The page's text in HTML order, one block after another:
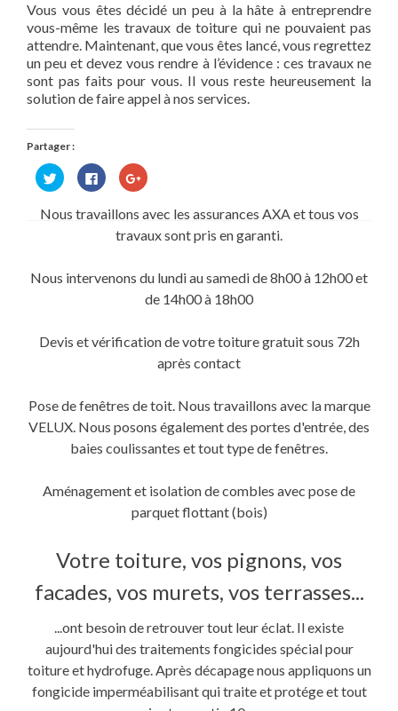
Vous vous êtes décidé un peu à la hâte à entreprendre
vous-même les travaux de toiture qui ne pouvaient pas
attendre. Maintenant, que vous êtes lancé, vous regrettez
un peu et devez vous rendre à l’évidence : ces travaux ne
sont pas faits pour vous. Il vous reste heureusement la
solution de faire appel à nos services.
Partager :
Cliquez
pour
partager
Twitter(ouvre
Cliquez
pour
partager
sur
Facebook(ouvre
dans
une
Cliquez
pour
Google+
dans
fenêtre)
Nous travaillons avec les assurances AXA et tous vos
travaux sont pris en garanti.
Nous intervenons du lundi au samedi de 8h00 à 12h00 et
de 14h00 à 18h00
Devis et vérification de votre toiture gratuit sous 72h
après contact
Pose de fenêtres de toit. Nous travaillons avec la marque
VELUX. Nous posons également des portes d'entrée, des
baies coulissantes et tout type de fenêtres.
Aménagement et isolation de combles avec pose de
parquet flottant (bois)
Votre toiture, vos pignons, vos
facades, vos murets, vos terrasses...
...ont besoin de retrouver tout leur éclat. Il existe
aujourd'hui des traitements fongicides spécial pour
toiture et hydrofuge. Après décapage nous appliquons un
fongicide imperméabilisant qui traite et protége et tout